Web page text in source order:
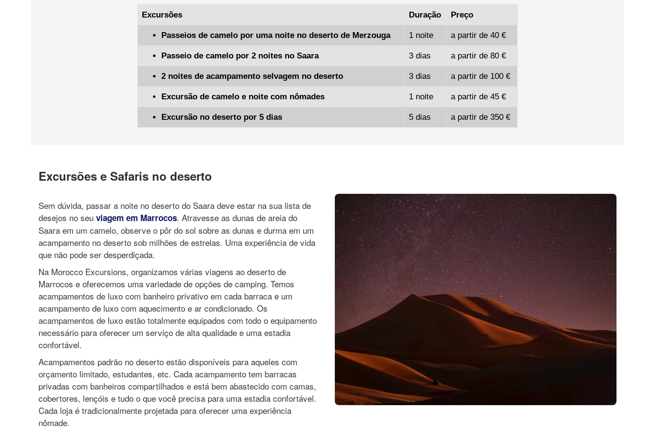
Excursões Duração Preço
Passeios de camelo por uma noite no deserto de Merzouga 1 noite a partir de 40 €
Passeio de camelo por 2 noites no Saara 3 dias a partir de 80 €
2 noites de acampamento selvagem no deserto 3 dias a partir de 100 €
Excursão de camelo e noite com nômades 1 noite a partir de 45 €
Excursão no deserto por 5 dias 5 dias a partir de 350 €
Excursões e Safaris no deserto
Sem dúvida, passar a noite no deserto do Saara deve estar na sua lista de
desejos no seu viagem em Marrocos. Atravesse as dunas de areia do
Saara em um camelo, observe o pôr do sol sobre as dunas e durma em um
acampamento no deserto sob milhões de estrelas. Uma experiência de vida
que não pode ser desperdiçada.
Na Morocco Excursions, organizamos várias viagens ao deserto de
Marrocos e oferecemos uma variedade de opções de camping. Temos
acampamentos de luxo com banheiro privativo em cada barraca e um
acampamento de luxo com aquecimento e ar condicionado. Os
acampamentos de luxo estão totalmente equipados com todo o equipamento
necessário para oferecer um serviço de alta qualidade e uma estadia
confortável.
Acampamentos padrão no deserto estão disponíveis para aqueles com
orçamento limitado, estudantes, etc. Cada acampamento tem barracas
privadas com banheiros compartilhados e está bem abastecido com camas,
cobertores, lençóis e tudo o que você precisa para uma estadia confortável.
Cada loja é tradicionalmente projetada para oferecer uma experiência
nômade.